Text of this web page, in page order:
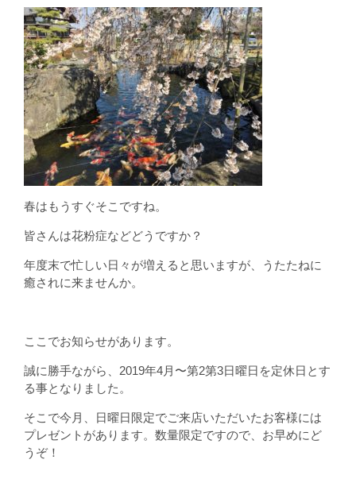
春はもうすぐそこですね。
皆さんは花粉症などどうですか？
年度末で忙しい日々が増えると思いますが、うたたねに
癒されに来ませんか。
ここでお知らせがあります。
誠に勝手ながら、2019年4月〜第2第3日曜日を定休日とす
る事となりました。
そこで今月、日曜日限定でご来店いただいたお客様には
プレゼントがあります。数量限定ですので、お早めにど
うぞ！